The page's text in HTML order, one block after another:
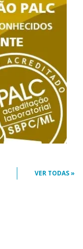
VER TODAS »